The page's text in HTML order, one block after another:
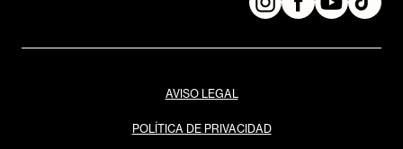
AVISO LEGAL
POLÍTICA DE PRIVACIDAD